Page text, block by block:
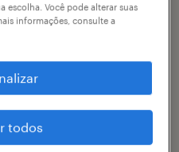
escolha. Você pode alterar suas
informações, consulte a
todos